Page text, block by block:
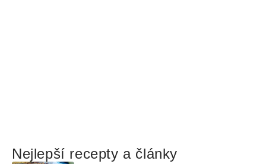
Nejlepší recepty a články